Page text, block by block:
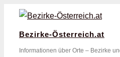
Zum
springen
Bezirke-Österreich.at
Informationen über Orte – Bezirke